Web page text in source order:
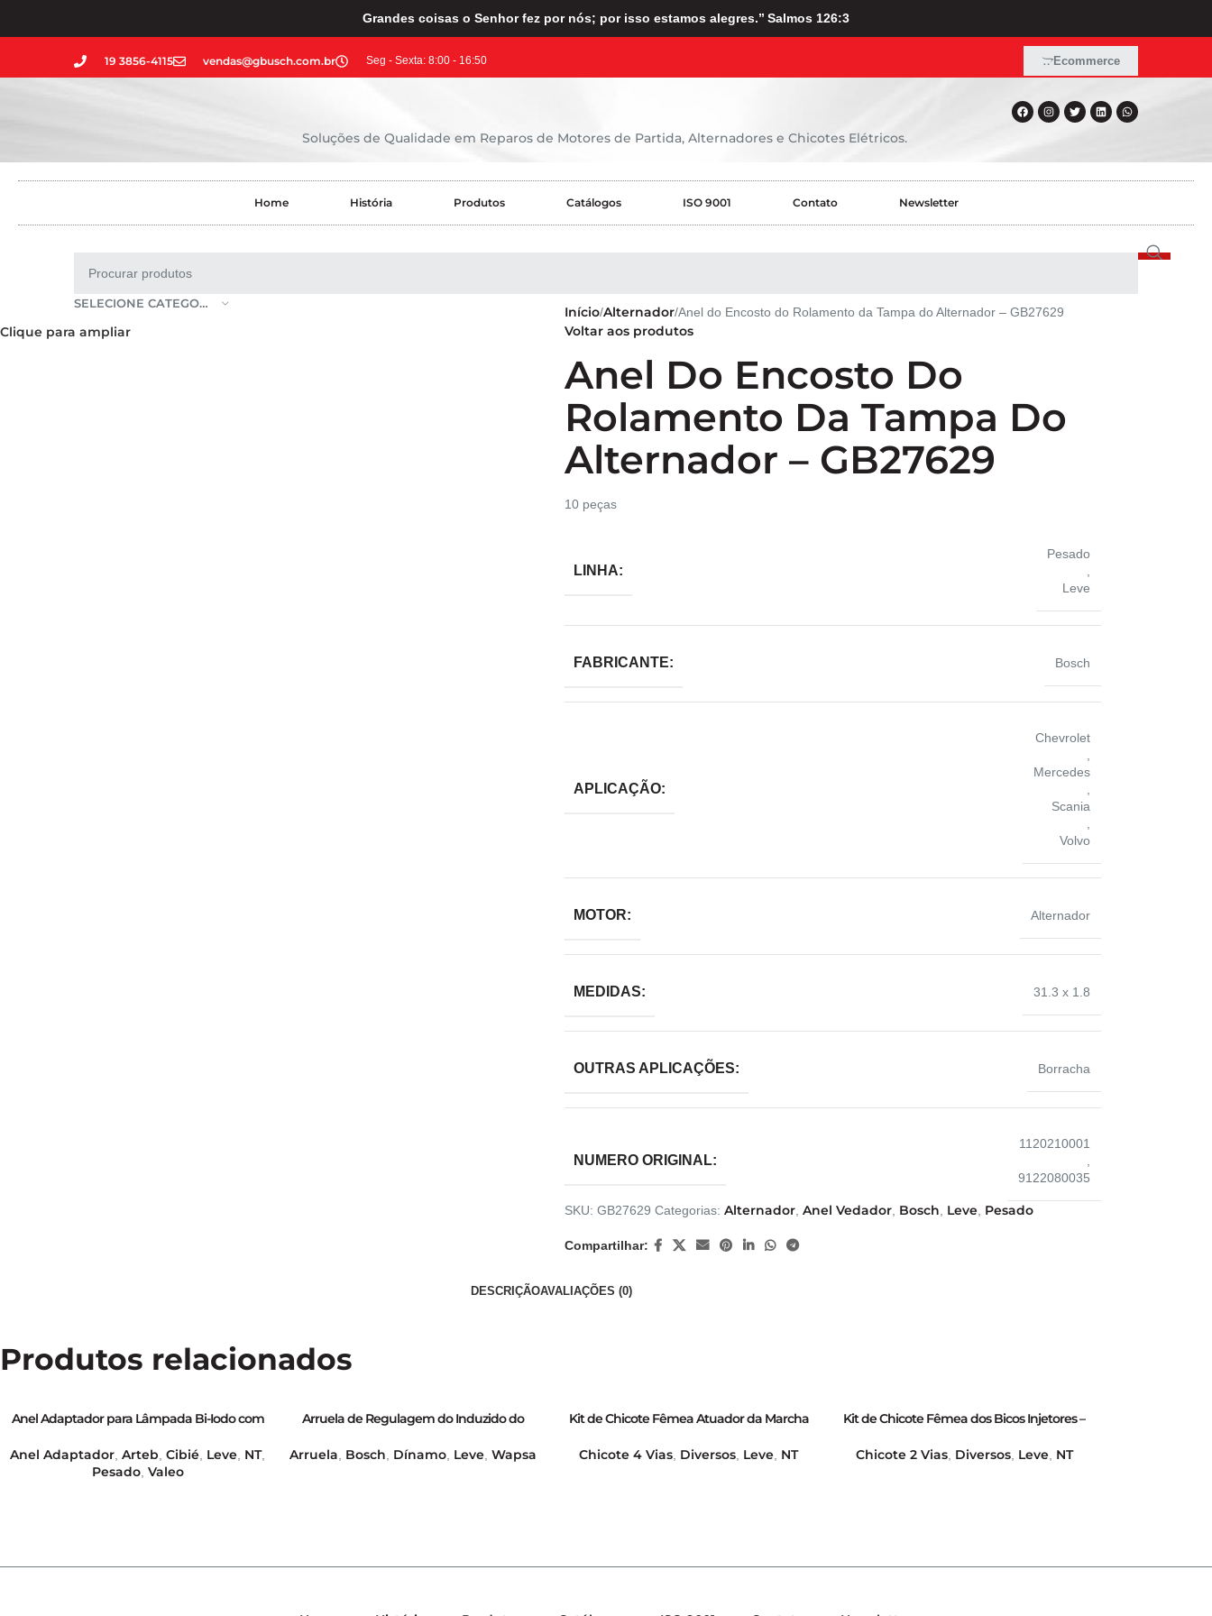
Grandes coisas o Senhor fez por nós; por isso estamos alegres.’’ Salmos 126:3
19 3856-4115 vendas@gbusch.com.br Seg - Sexta: 8:00 - 16:50 Ecommerce
Soluções de Qualidade em Reparos de Motores de Partida, Alternadores e Chicotes Elétricos.
Home História Produtos Catálogos ISO 9001 Contato Newsletter
SELECIONE CATEGORIA
Clique para ampliar
Início Alternador Anel do Encosto do Rolamento da Tampa do Alternador – GB27629
Voltar aos produtos
Anel Do Encosto Do
Rolamento Da Tampa Do
Alternador – GB27629
10 peças
LINHA:
Pesado
Leve
FABRICANTE: Bosch
APLICAÇÃO:
Chevrolet
Mercedes
Scania
Volvo
MOTOR: Alternador
MEDIDAS: 31.3 x 1.8
OUTRAS APLICAÇÕES: Borracha
NUMERO ORIGINAL:
1120210001
9122080035
SKU: GB27629 Categorias: Alternador, Anel Vedador, Bosch Leve, Pesado
Compartilhar:
DESCRIÇÃOAVALIAÇÕES (0)
Produtos relacionados
Anel Adaptador para Lâmpada Bi-Iodo com
Anel Adaptador ,Arteb ,Cibié Leve NT,
Pesado, Valeo
Arruela de Regulagem do Induzido do
Arruela Bosch Dínamo Leve ,Wapsa
Kit de Chicote Fêmea Atuador da Marcha
Veículos EFI/MPFI, Bobina de Ignição,
Chicote 4 Vias Diversos Leve NT
Kit de Chicote Fêmea dos Bicos Injetores –
Chicote 2 Vias, Diversos, Leve, NT